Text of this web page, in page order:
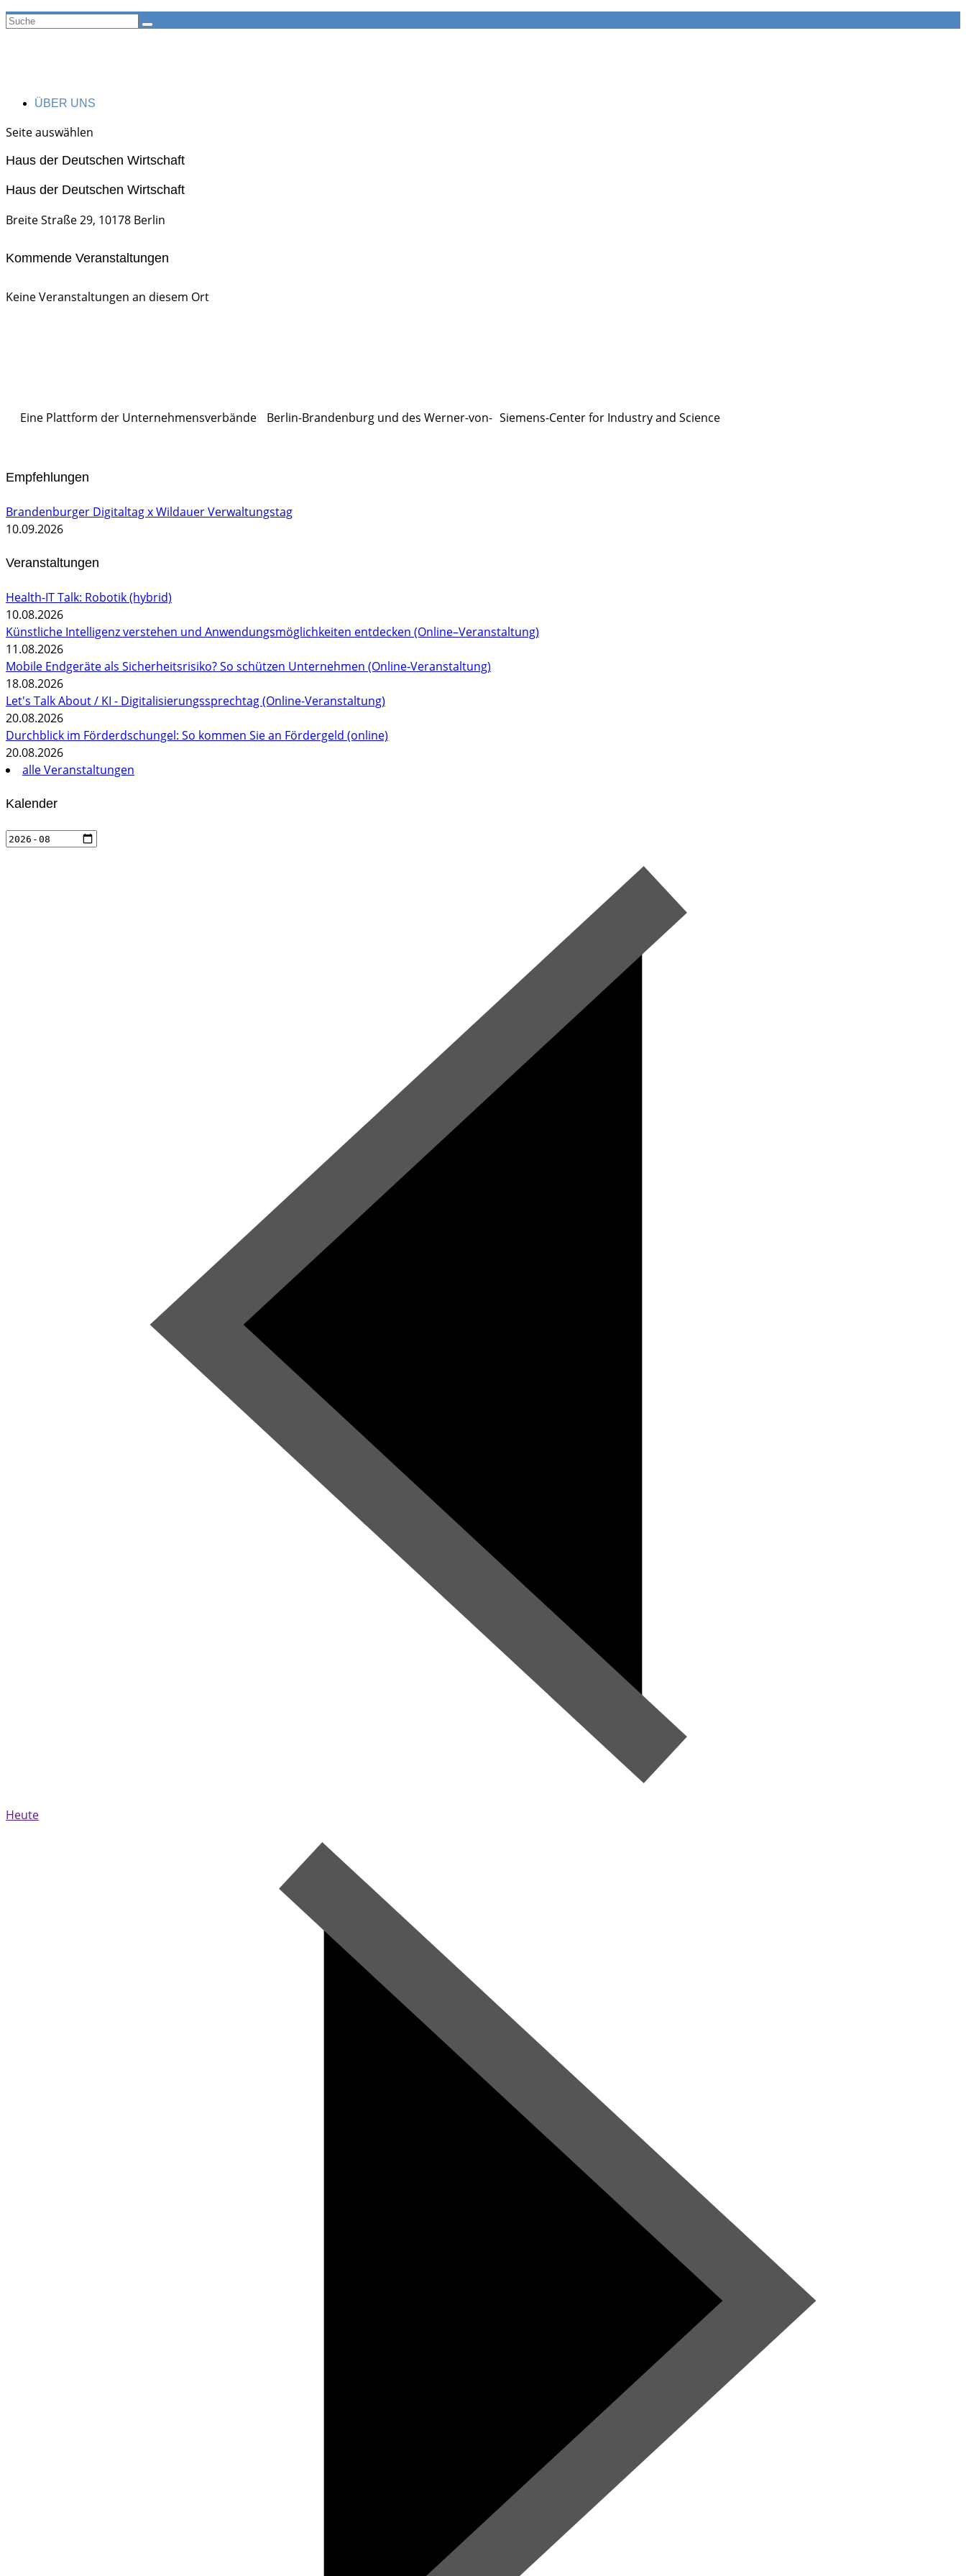
ÜBER UNS
Seite auswählen
Haus der Deutschen Wirtschaft
Haus der Deutschen Wirtschaft
Breite Straße 29, 10178 Berlin
Kommende Veranstaltungen
Keine Veranstaltungen an diesem Ort
Eine Plattform der Unternehmensverbände Berlin-Brandenburg und des Werner-von- Siemens-Center for Industry and Science
Empfehlungen
Brandenburger Digitaltag x Wildauer Verwaltungstag
10.09.2026
Veranstaltungen
Health-IT Talk: Robotik (hybrid)
10.08.2026
Künstliche Intelligenz verstehen und Anwendungsmöglichkeiten entdecken (Online–Veranstaltung)
11.08.2026
Mobile Endgeräte als Sicherheitsrisiko? So schützen Unternehmen (Online-Veranstaltung)
18.08.2026
Let's Talk About / KI - Digitalisierungssprechtag (Online-Veranstaltung)
20.08.2026
Durchblick im Förderdschungel: So kommen Sie an Fördergeld (online)
20.08.2026
alle Veranstaltungen
Kalender
Heute